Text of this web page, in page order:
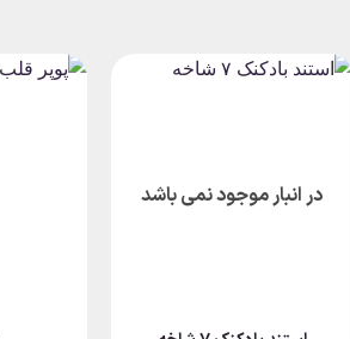
در انبار موجود نمی باشد